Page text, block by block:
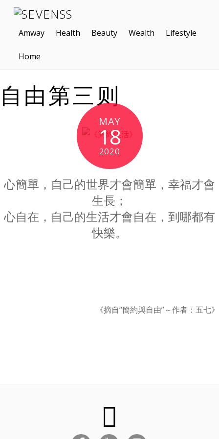
Amway Health Beauty Wealth Lifestyle
Home
自由第三则
MAY
18
2020
心簡單，自己的世界才會簡單，幸福才會
生長；
心自在，自己的生活才會自在，到哪都有
快樂。
《摘自“簡約與自由”～作者：五七》